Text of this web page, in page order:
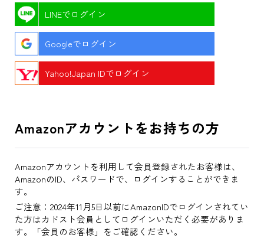
LINEでログイン
Googleでログイン
Yahoo!Japan IDでログイン
Amazonアカウントをお持ちの方
Amazonアカウントを利用して会員登録されたお客様は、
AmazonのID、パスワードで、ログインすることができま
す。
ご注意：2024年11月5日以前にAmazonIDでログインされてい
た方はカドスト会員としてログインいただく必要がありま
す。「会員のお客様」をご確認ください。